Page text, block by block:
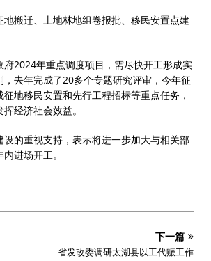
搬迁、土地林地组卷报批、移民安置点建
2024年重点调度项目，需尽快开工形成实
去年完成了20多个专题研究评审，今年征
地移民安置和先行工程招标等重点任务，
经济社会效益。
的重视支持，表示将进一步加大与相关部
进场开工。
下一篇
省发改委调研太湖县以工代赈工作